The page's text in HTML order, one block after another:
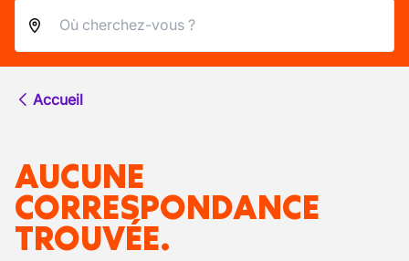
Accueil
AUCUNE
CORRESPONDANCE
TROUVÉE.